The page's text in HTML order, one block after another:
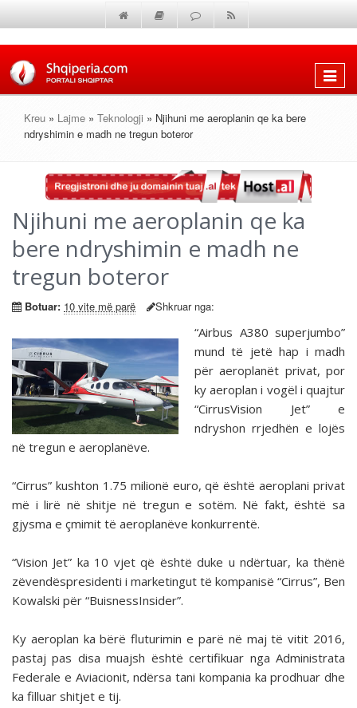
Shfaq
Kreu » Lajme » Teknologji » Njihuni me aeroplanin qe ka bere
ndryshimin e madh ne tregun boteror
Njihuni me aeroplanin qe ka
bere ndryshimin e madh ne
tregun boteror
Botuar: 10 vite më parë Shkruar nga:
“Airbus A380 superjumbo”
mund të jetë hap i madh
për aeroplanët privat, por
ky aeroplan i vogël i quajtur
“CirrusVision Jet” e
ndryshon rrjedhën e lojës
në tregun e aeroplanëve.
“Cirrus” kushton 1.75 milionë euro, që është aeroplani privat
më i lirë në shitje në tregun e sotëm. Në fakt, është sa
gjysma e çmimit të aeroplanëve konkurrentë.
“Vision Jet” ka 10 vjet që është duke u ndërtuar, ka thënë
zëvendëspresidenti i marketingut të kompanisë “Cirrus”, Ben
Kowalski për “BuisnessInsider”.
Ky aeroplan ka bërë fluturimin e parë në maj të vitit 2016,
pastaj pas disa muajsh është certifikuar nga Administrata
Federale e Aviacionit, ndërsa tani kompania ka prodhuar dhe
ka filluar shitjet e tij.